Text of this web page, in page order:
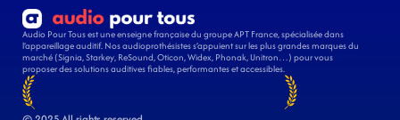
Audio Pour Tous est une enseigne française du groupe APT France, spécialisée dans
l’appareillage auditif. Nos audioprothésistes s’appuient sur les plus grandes marques du
marché (Signia, Starkey, ReSound, Oticon, Widex, Phonak, Unitron…) pour vous
proposer des solutions auditives fiables, performantes et accessibles.